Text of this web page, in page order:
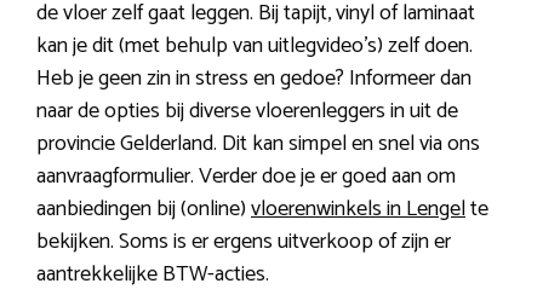
de vloer zelf gaat leggen. Bij tapijt, vinyl of laminaat
kan je dit (met behulp van uitlegvideo’s) zelf doen.
Heb je geen zin in stress en gedoe? Informeer dan
naar de opties bij diverse vloerenleggers in uit de
provincie Gelderland. Dit kan simpel en snel via ons
aanvraagformulier. Verder doe je er goed aan om
aanbiedingen bij (online)vloerenwinkels in Lengelte
bekijken. Soms is er ergens uitverkoop of zijn er
aantrekkelijke BTW-acties.